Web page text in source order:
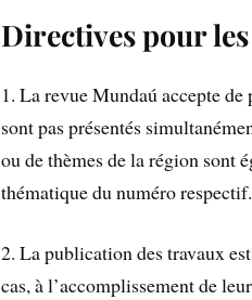
Directives pour
1. La revue Mundaú accepte
sont pas présentés
ou de thèmes de la région sont
thématique du numéro respectif.
2. La publication des travaux
cas, à l’accomplissement de